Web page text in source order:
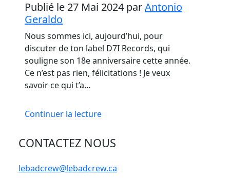
Publié le 27 Mai 2024 parAntonio
Geraldo
Nous sommes ici, aujourd’hui, pour
discuter de ton label D7I Records, qui
souligne son 18e anniversaire cette année.
Ce n’est pas rien, félicitations ! Je veux
savoir ce qui t’a…
Continuer la lecture
CONTACTEZ NOUS
lebadcrew@lebadcrew.ca